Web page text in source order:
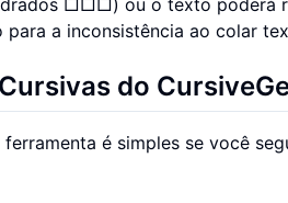
a inconsistência ao colar
do
é simples se você